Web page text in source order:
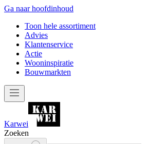
Ga naar hoofdinhoud
Toon hele assortiment
Advies
Klantenservice
Actie
Wooninspiratie
Bouwmarkten
Karwei
Zoeken